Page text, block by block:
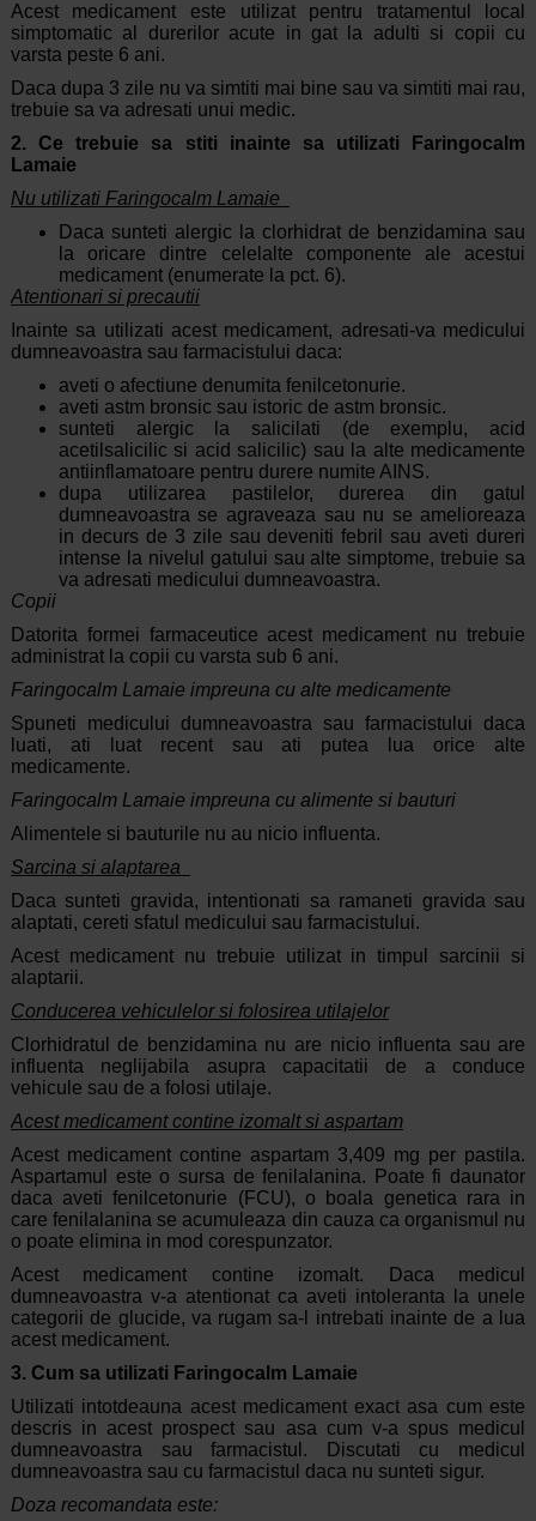
Acest medicament este utilizat pentru tratamentul local
simptomatic al durerilor acute in gat la adulti si copii cu
varsta peste 6 ani.
Daca dupa 3 zile nu va simtiti mai bine sau va simtiti mai rau,
trebuie sa va adresati unui medic.
2. Ce trebuie sa stiti inainte sa utilizati Faringocalm
Lamaie
Nu utilizati Faringocalm Lamaie
Daca sunteti alergic la clorhidrat de benzidamina sau
la oricare dintre celelalte componente ale acestui
medicament (enumerate la pct. 6).
Atentionari si precautii
Inainte sa utilizati acest medicament, adresati-va medicului
dumneavoastra sau farmacistului daca:
aveti o afectiune denumita fenilcetonurie.
aveti astm bronsic sau istoric de astm bronsic.
sunteti alergic la salicilati (de exemplu, acid
acetilsalicilic si acid salicilic) sau la alte medicamente
antiinflamatoare pentru durere numite AINS.
dupa utilizarea pastilelor, durerea din gatul
dumneavoastra se agraveaza sau nu se amelioreaza
in decurs de 3 zile sau deveniti febril sau aveti dureri
intense la nivelul gatului sau alte simptome, trebuie sa
va adresati medicului dumneavoastra.
Copii
Datorita formei farmaceutice acest medicament nu trebuie
administrat la copii cu varsta sub 6 ani.
Faringocalm Lamaie impreuna cu alte medicamente
Spuneti medicului dumneavoastra sau farmacistului daca
luati, ati luat recent sau ati putea lua orice alte
medicamente.
Faringocalm Lamaie impreuna cu alimente si bauturi
Alimentele si bauturile nu au nicio influenta.
Sarcina si alaptarea
Daca sunteti gravida, intentionati sa ramaneti gravida sau
alaptati, cereti sfatul medicului sau farmacistului.
Acest medicament nu trebuie utilizat in timpul sarcinii si
alaptarii.
Conducerea vehiculelor si folosirea utilajelor
Clorhidratul de benzidamina nu are nicio influenta sau are
influenta neglijabila asupra capacitatii de a conduce
vehicule sau de a folosi utilaje.
Acest medicament contine izomalt si aspartam
Acest medicament contine aspartam 3,409 mg per pastila.
Aspartamul este o sursa de fenilalanina. Poate fi daunator
daca aveti fenilcetonurie (FCU), o boala genetica rara in
care fenilalanina se acumuleaza din cauza ca organismul nu
o poate elimina in mod corespunzator.
Acest medicament contine izomalt. Daca medicul
dumneavoastra v-a atentionat ca aveti intoleranta la unele
categorii de glucide, va rugam sa-l intrebati inainte de a lua
acest medicament.
3. Cum sa utilizati Faringocalm Lamaie
Utilizati intotdeauna acest medicament exact asa cum este
descris in acest prospect sau asa cum v-a spus medicul
dumneavoastra sau farmacistul. Discutati cu medicul
dumneavoastra sau cu farmacistul daca nu sunteti sigur.
Doza recomandata este: